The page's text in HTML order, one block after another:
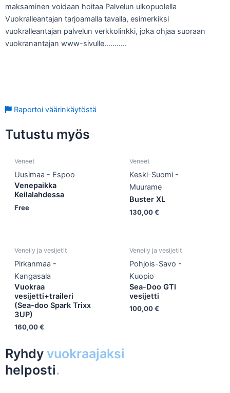
maksaminen voidaan hoitaa Palvelun ulkopuolella
Vuokralleantajan tarjoamalla tavalla, esimerkiksi
vuokralleantajan palvelun verkkolinkki, joka ohjaa suoraan
vuokranantajan www-sivulle………..
Raportoi väärinkäytöstä
Tutustu myös
Veneet
Uusimaa - Espoo
Venepaikka
Keilalahdessa
Free
Veneet
Keski-Suomi -
Muurame
Buster XL
130,00€
Veneily ja vesijetit
Pirkanmaa -
Kangasala
Vuokraa
vesijetti+traileri
(Sea-doo Spark Trixx
3UP)
160,00€
Veneily ja vesijetit
Pohjois-Savo -
Kuopio
Sea-Doo GTI
vesijetti
100,00€
Ryhdy vuokraajaksi
helposti.